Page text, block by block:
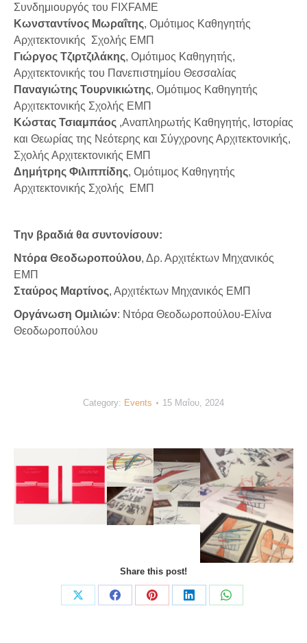
Συνδημιουργός του FIXFAME
Κωνσταντίνος Μωραΐτης, Ομότιμος Καθηγητής
Αρχιτεκτονικής Σχολής ΕΜΠ
Γιώργος Τζιρτζιλάκης, Ομότιμος Καθηγητής,
Αρχιτεκτονικής του Πανεπιστημίου Θεσσαλίας
Παναγιώτης Τουρνικιώτης, Ομότιμος Καθηγητής
Αρχιτεκτονικής Σχολής ΕΜΠ
Κώστας Τσιαμπάος ,Αναπληρωτής Καθηγητής, Ιστορίας
και Θεωρίας της Νεότερης και Σύγχρονης Αρχιτεκτονικής,
Σχολής Αρχιτεκτονικής ΕΜΠ
Δημήτρης Φιλιππίδης, Ομότιμος Καθηγητής
Αρχιτεκτονικής Σχολής ΕΜΠ
Tην βραδιά θα συντονίσουν:
Ντόρα Θεοδωροπούλου, Δρ. Αρχιτέκτων Μηχανικός
ΕΜΠ
Σταύρος Μαρτίνος, Αρχιτέκτων Μηχανικός EΜΠ
Οργάνωση Oμιλιών: Ντόρα Θεοδωροπούλου-Ελίνα
Θεοδωροπούλου
Category: Events 15 Μαΐου, 2024
Share this post!
Share
Share
Share
Share
Share